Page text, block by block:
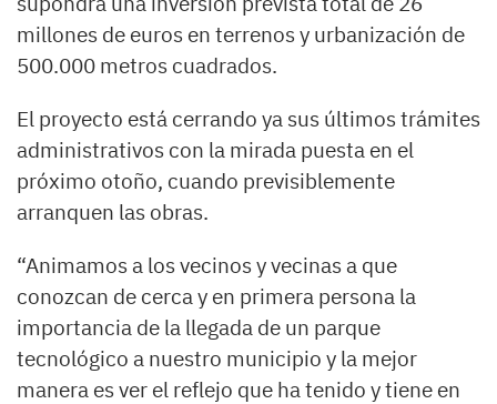
millones de euros en terrenos y urbanización de
500.000 metros cuadrados.
El proyecto está cerrando ya sus últimos trámites
administrativos con la mirada puesta en el
próximo otoño, cuando previsiblemente
arranquen las obras.
“Animamos a los vecinos y vecinas a que
conozcan de cerca y en primera persona la
importancia de la llegada de un parque
tecnológico a nuestro municipio y la mejor
manera es ver el reflejo que ha tenido y tiene en